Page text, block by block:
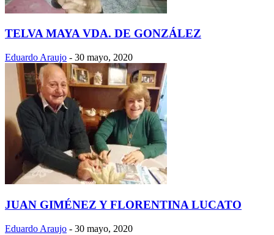
TELVA MAYA VDA. DE GONZÁLEZ
Eduardo Araujo - 30 mayo, 2020
JUAN GIMÉNEZ Y FLORENTINA LUCATO
Eduardo Araujo - 30 mayo, 2020